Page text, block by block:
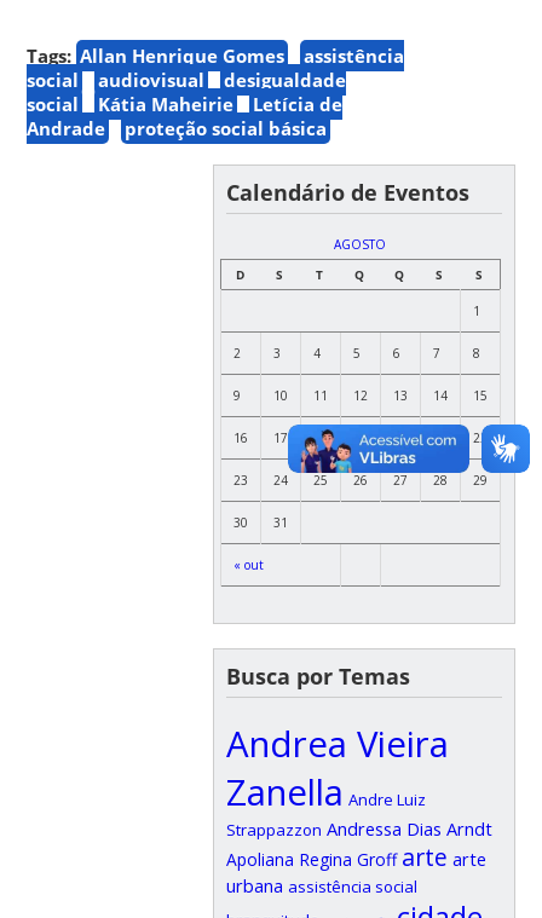
Tags: Allan Henrique Gomes
assistência
social
audiovisual
desigualdade
social
Kátia Maheirie
Letícia de
Andrade
proteção social básica
Calendário de Eventos
AGOSTO
D
S T Q Q S S
« out
1
2 3 4 5 6 7 8
9 10 11 12 13 14 15
16 17 18 19 20 21 22
23 24 25 26 27 28 29
30 31
Busca por Temas
Andrea Vieira
Zanella Andre Luiz
Strappazzon Andressa Dias Arndt
Apoliana Regina Groff arte arte
urbana assistência social